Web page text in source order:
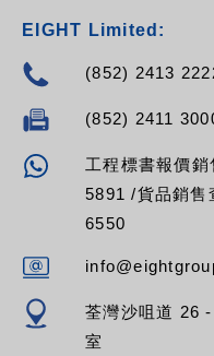
EIGHT Limited:
(852) 2413
(852) 2411
工程標書報價
5891 /貨品銷售
6550
荃灣沙咀道 26
室